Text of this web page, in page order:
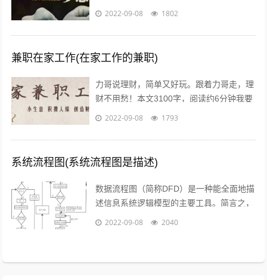
定命运。有些人需要白手起家获得财富，有
2022-09-08 1802
兼职在家工作(在家工作的兼职)
力哥说理财，简单又好玩。跟着力哥走，理
财不用愁！本文3100字，阅读约6分钟我要
介绍的赚钱工作就是兼职写稿赚稿费。主业
2022-09-08 1793
系统流程图(系统流程图是描述)
数据流程图（简称DFD）是一种能全面地描
述信息系统逻辑模型的主要工具。简言之，
就是以图形的方式来描述数据在系统流程中
2022-09-08 2040